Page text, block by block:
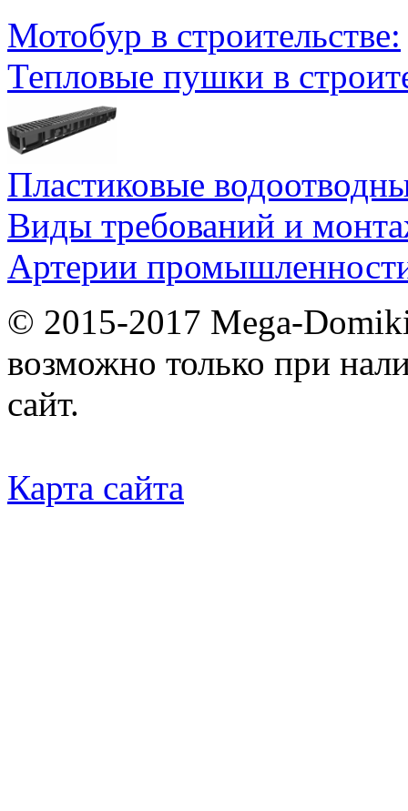
Мотобур в строительстве:
Тепловые пушки в
Пластиковые
Виды требований и
Артерии
© 2015-2017 Mega-
возможно только при
сайт.
Карта сайта